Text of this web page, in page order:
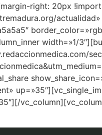
right: 20px
width=»1/